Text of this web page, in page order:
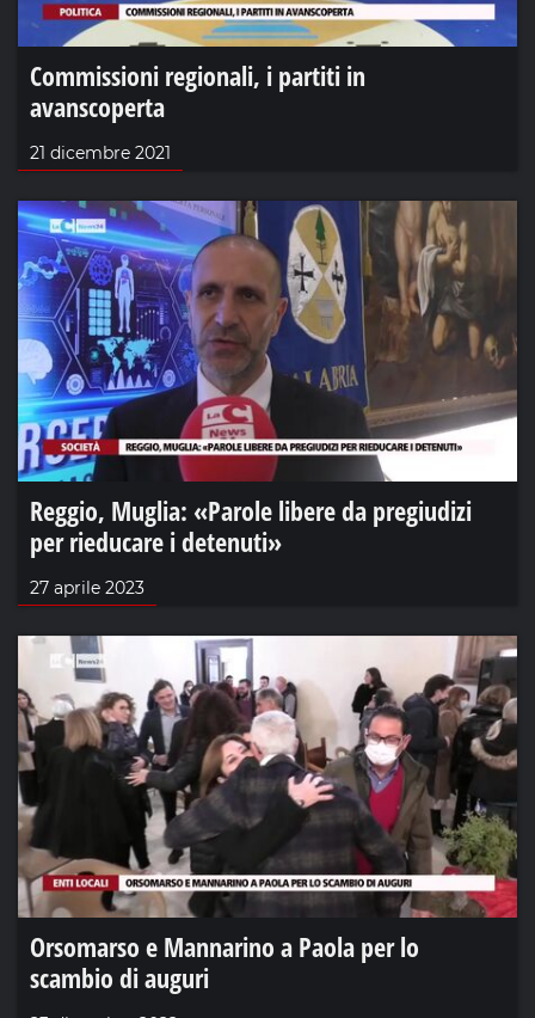
Commissioni regionali, i partiti in
avanscoperta
21 dicembre 2021
Reggio, Muglia: «Parole libere da pregiudizi
per rieducare i detenuti»
27 aprile 2023
Orsomarso e Mannarino a Paola per lo
scambio di auguri